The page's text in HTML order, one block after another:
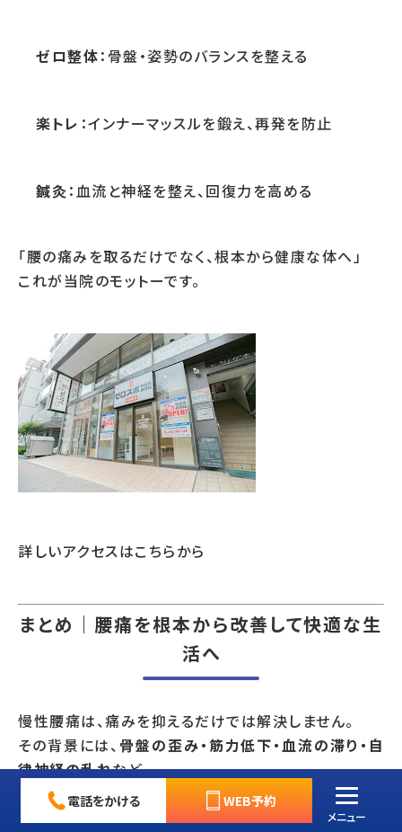
ゼロ整体：骨盤・姿勢のバランスを整える
楽トレ ：インナーマッスルを鍛え、再発を防止
鍼灸：血流と神経を整え、回復力を高める
「腰の痛みを取るだけでなく、根本から健康な体へ」
これが当院のモットーです。
詳しいアクセスはこちらから
まとめ｜腰痛を根本から改善して快適な生
活へ
慢性腰痛は、痛みを抑えるだけでは解決しません。
その背景には、 骨盤の歪み・筋力低下・血流の滞り・自
律神経の乱れなど、
複数の原因が複雑に関係しています。
電話をかける WEB予約
メニュー